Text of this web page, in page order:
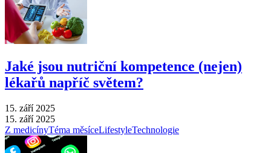
Jaké jsou nutriční kompetence (nejen)
lékařů napříč světem?
15. září 2025
15. září 2025
Z medicínyTéma měsíceLifestyleTechnologie